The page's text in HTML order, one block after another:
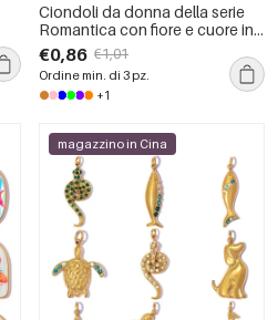
Ciondoli da donna della serie
Romantica con fiore e cuore in
smalto, in acciaio inossidabile,
impermeabili, colore oro.
€0,86 €1,01
Ordine min. di 3 pz.
+1
magazzino in Cina